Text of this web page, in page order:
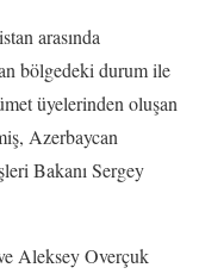
arasında
bölgedeki durum ile
üyelerinden oluşan
Azerbaycan
Bakanı Sergey
Aleksey Overçuk